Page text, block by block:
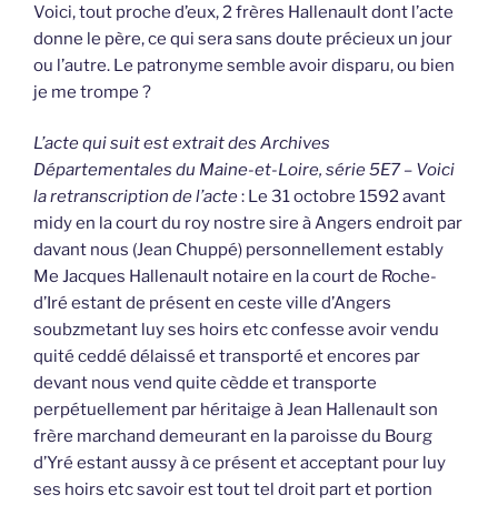
Voici, tout proche d’eux, 2 frères Hallenault dont l’acte
donne le père, ce qui sera sans doute précieux un jour
ou l’autre. Le patronyme semble avoir disparu, ou bien
je me trompe ?
L’acte qui suit est extrait des Archives
Départementales du Maine-et-Loire, série 5E7 – Voici
la retranscription de l’acte: Le 31 octobre 1592 avant
midy en la court du roy nostre sire à Angers endroit par
davant nous (Jean Chuppé) personnellement estably
Me Jacques Hallenault notaire en la court de Roche-
d’Iré estant de présent en ceste ville d’Angers
soubzmetant luy ses hoirs etc confesse avoir vendu
quité ceddé délaissé et transporté et encores par
devant nous vend quite cèdde et transporte
perpétuellement par héritaige à Jean Hallenault son
frère marchand demeurant en la paroisse du Bourg
d’Yré estant aussy à ce présent et acceptant pour luy
ses hoirs etc savoir est tout tel droit part et portion